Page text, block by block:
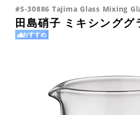
#S-30886 Tajima Glass Mixing
田島硝子 ミキシング
おすすめ